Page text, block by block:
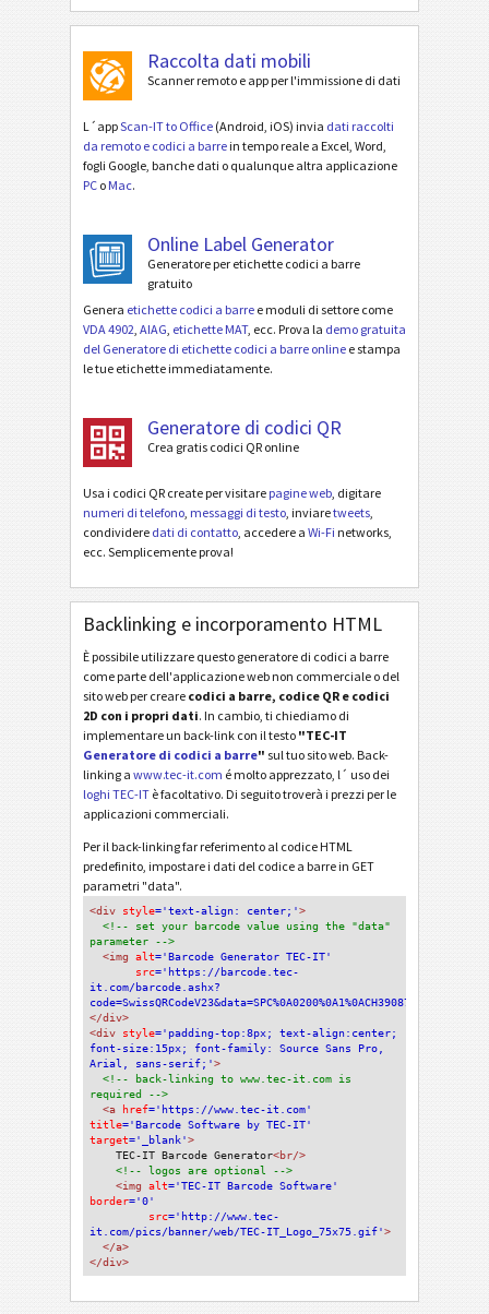
Raccolta dati mobili
Scanner remoto e app per l'immissione di dati
L´appScan-IT to Office (Android, iOS) invia dati raccolti
da remoto e codici a barre in tempo reale a Excel, Word,
fogli Google, banche dati o qualunque altra applicazione
PC o Mac.
Online Label Generator
Generatore per etichette codici a barre
gratuito
Genera etichette codici a barre e moduli di settore come
VDA 4902 AIAG etichette MAT, ecc. Prova la demo gratuita
del Generatore di etichette codici a barre online e stampa
le tue etichette immediatamente.
Generatore di codici QR
Crea gratis codici QR online
Usa i codici QR create per visitare pagine web , digitare
numeri di telefono messaggi di testo , inviaretweets
condividere dati di contatto , accedere a Wi-Fi networks,
ecc. Semplicemente prova!
Backlinking e incorporamento HTML
È possibile utilizzare questo generatore di codici a barre
come parte dell'applicazione web non commerciale o del
sito web per creare codici a barre, codice QR e codici
2D con i propri dati. In cambio, ti chiediamo di
implementare un back-link con il testo "TEC-IT
Generatore di codici a barre" sul tuo sito web. Back-
linking a www.tec-it.com é molto apprezzato, l´ uso dei
loghi TEC-IT è facoltativo. Di seguito troverà i prezzi per le
applicazioni commerciali.
Per il back-linking far referimento al codice HTML
predefinito, impostare i dati del codice a barre in GET
parametri "data".
<div style='text-align: center;'>
<!-- set your barcode value using the "data"
parameter -->
<img alt='Barcode Generator TEC-IT'
src='https://barcode.tec-
it.com/barcode.ashx?
</div>
<div style='padding-top:8px; text-align:center;
font-size:15px; font-family: Source Sans Pro,
Arial, sans-serif;'>
<!-- back-linking to www.tec-it.com is
required -->
<a href='https://www.tec-it.com'
title='Barcode Software by TEC-IT'
target='_blank'>
TEC-IT Barcode Generator<br/>
<!-- logos are optional -->
<img alt='TEC-IT Barcode Software'
border='0'
src='http://www.tec-
it.com/pics/banner/web/TEC-IT_Logo_75x75.gif'>
</a>
</div>